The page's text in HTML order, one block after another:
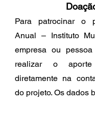
Para patrocinar o
Anual – Instituto
empresa ou
realizar o aporte
diretamente na
do projeto. Os dados